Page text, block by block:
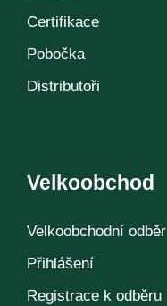
Certifikace
Pobočka
Distributoři
Velkoobchod
Velkoobchodní odběr
Přihlášení
Registrace k odběru